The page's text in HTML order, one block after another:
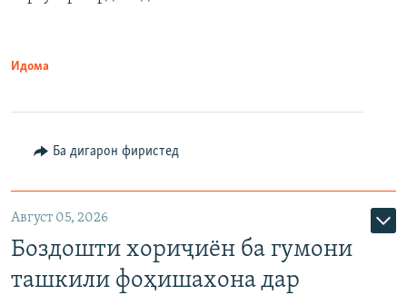
Идома
Ба дигарон фиристед
Август 05, 2026
Боздошти хориҷиён ба гумони
ташкили фоҳишахона дар